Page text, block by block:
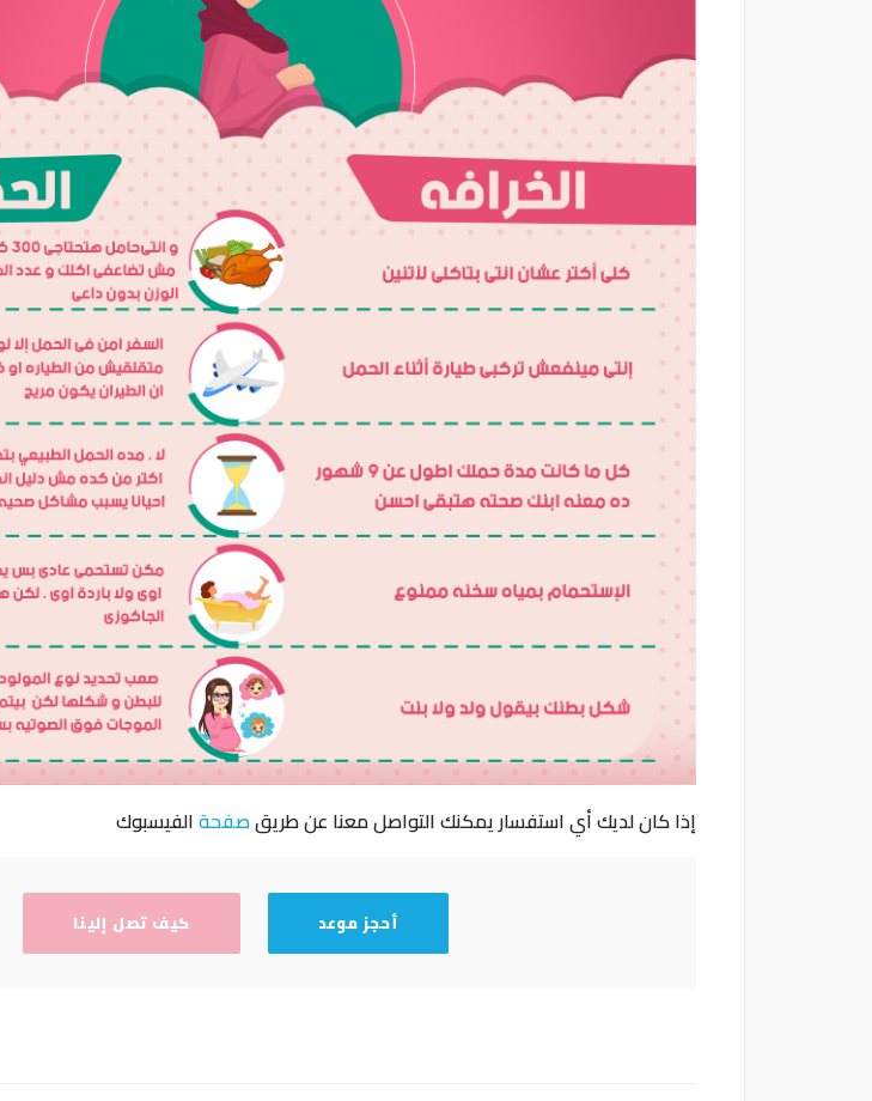
إذا كان لديك أي استفسار يمكنك التواصل معنا عن طريقصفحةالفيسبوك
أحجز موعد كيف تصل إلينا